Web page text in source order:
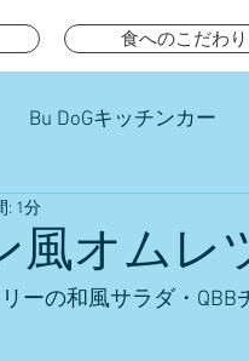
食へのこだわり
Bu DoGキッチンカー
チ
風オムレ
: 1分
ーの和風サラダ・QBB